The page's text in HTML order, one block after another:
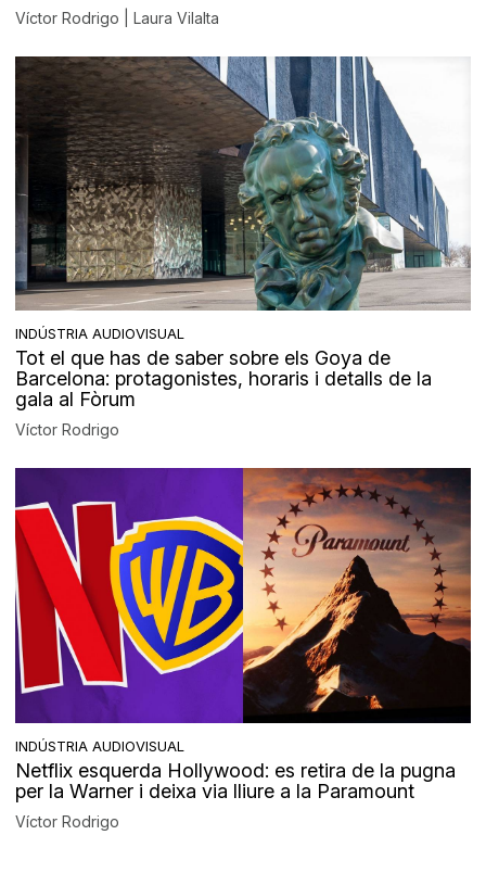
Víctor Rodrigo | Laura Vilalta
INDÚSTRIA AUDIOVISUAL
Tot el que has de saber sobre els Goya de
Barcelona: protagonistes, horaris i detalls de la
gala al Fòrum
Víctor Rodrigo
INDÚSTRIA AUDIOVISUAL
Netflix esquerda Hollywood: es retira de la pugna
per la Warner i deixa via lliure a la Paramount
Víctor Rodrigo